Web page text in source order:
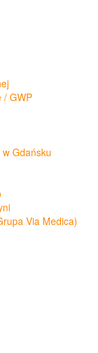
/ GWP
Gdańsku
Via Medica)